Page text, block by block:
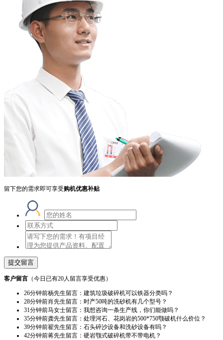
留下您的需求即可享受购机优惠补贴
客户留言 （今日已有20人 留言享受优惠）
28分钟前肖先生留言：时产50吨的洗砂机有几个型号？
31分钟前马女士留言：我想咨询一条生产线，你们能做吗？
35分钟前龚先生留言：处理河石、花岗岩的500*750颚破机什么价位？
39分钟前翟先生留言：石头碎沙设备和洗砂设备有吗？
42分钟前蒋先生留言：硬岩颚式破碎机带不带电机？
3分钟前王先生留言：水泥厂熟料能破碎吗？推荐用什么机器？